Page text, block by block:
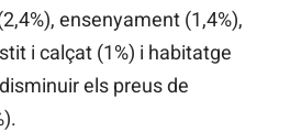
ensenyament (1,4%),
i calçat (1%) i habitatge
els preus de